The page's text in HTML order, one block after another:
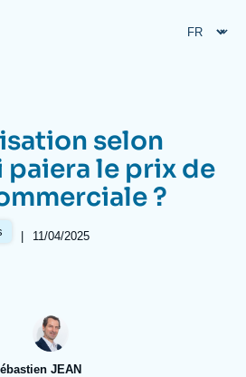
Proche-Orient
selon
paiera le prix de
?
| 11/04/2025
JEAN